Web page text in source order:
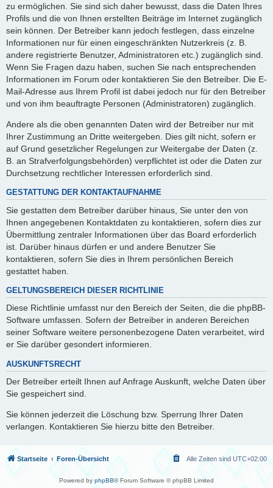
zu ermöglichen. Sie sind sich daher bewusst, dass die Daten Ihres
Profils und die von Ihnen erstellten Beiträge im Internet zugänglich
sein können. Der Betreiber kann jedoch festlegen, dass einzelne
Informationen nur für einen eingeschränkten Nutzerkreis (z. B.
andere registrierte Benutzer, Administratoren etc.) zugänglich sind.
Wenn Sie Fragen dazu haben, suchen Sie nach entsprechenden
Informationen im Forum oder kontaktieren Sie den Betreiber. Die E-
Mail-Adresse aus Ihrem Profil ist dabei jedoch nur für den Betreiber
und von ihm beauftragte Personen (Administratoren) zugänglich.
Andere als die oben genannten Daten wird der Betreiber nur mit
Ihrer Zustimmung an Dritte weitergeben. Dies gilt nicht, sofern er
auf Grund gesetzlicher Regelungen zur Weitergabe der Daten (z.
B. an Strafverfolgungsbehörden) verpflichtet ist oder die Daten zur
Durchsetzung rechtlicher Interessen erforderlich sind.
GESTATTUNG DER KONTAKTAUFNAHME
Sie gestatten dem Betreiber darüber hinaus, Sie unter den von
Ihnen angegebenen Kontaktdaten zu kontaktieren, sofern dies zur
Übermittlung zentraler Informationen über das Board erforderlich
ist. Darüber hinaus dürfen er und andere Benutzer Sie
kontaktieren, sofern Sie dies in Ihrem persönlichen Bereich
gestattet haben.
GELTUNGSBEREICH DIESER RICHTLINIE
Diese Richtlinie umfasst nur den Bereich der Seiten, die die phpBB-
Software umfassen. Sofern der Betreiber in anderen Bereichen
seiner Software weitere personenbezogene Daten verarbeitet, wird
er Sie darüber gesondert informieren.
AUSKUNFTSRECHT
Der Betreiber erteilt Ihnen auf Anfrage Auskunft, welche Daten über
Sie gespeichert sind.
Sie können jederzeit die Löschung bzw. Sperrung Ihrer Daten
verlangen. Kontaktieren Sie hierzu bitte den Betreiber.
Startseite Foren-Übersicht Alle Zeiten sind UTC+02:00
Powered by phpBB® Forum Software © phpBB Limited